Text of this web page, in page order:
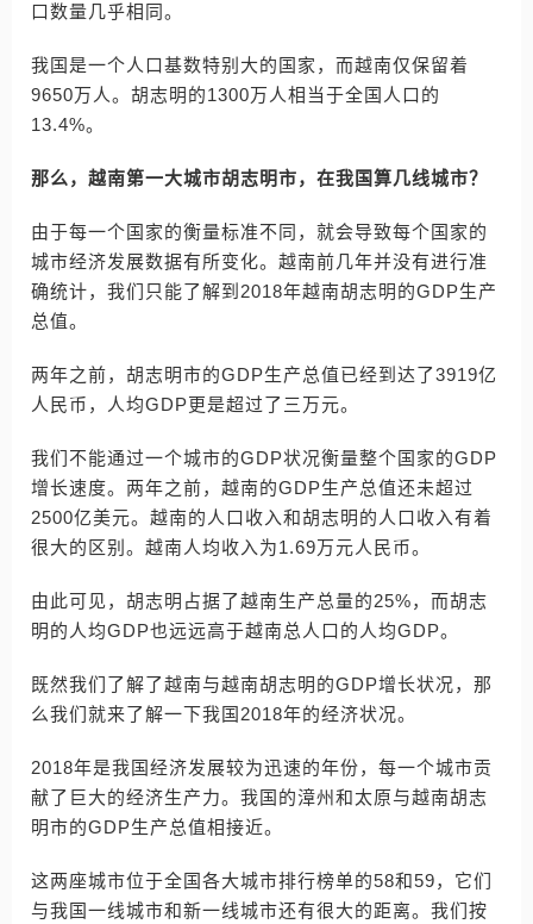
口数量几乎相同。
我国是一个人口基数特别大的国家，而越南仅保留着
9650万人。胡志明的1300万人相当于全国人口的
13.4%。
那么，越南第一大城市胡志明市，在我国算几线城市？
由于每一个国家的衡量标准不同，就会导致每个国家的
城市经济发展数据有所变化。越南前几年并没有进行准
确统计，我们只能了解到2018年越南胡志明的GDP生产
总值。
两年之前，胡志明市的GDP生产总值已经到达了3919亿
人民币，人均GDP更是超过了三万元。
我们不能通过一个城市的GDP状况衡量整个国家的GDP
增长速度。两年之前，越南的GDP生产总值还未超过
2500亿美元。越南的人口收入和胡志明的人口收入有着
很大的区别。越南人均收入为1.69万元人民币。
由此可见，胡志明占据了越南生产总量的25%，而胡志
明的人均GDP也远远高于越南总人口的人均GDP。
既然我们了解了越南与越南胡志明的GDP增长状况，那
么我们就来了解一下我国2018年的经济状况。
2018年是我国经济发展较为迅速的年份，每一个城市贡
献了巨大的经济生产力。我国的漳州和太原与越南胡志
明市的GDP生产总值相接近。
这两座城市位于全国各大城市排行榜单的58和59，它们
与我国一线城市和新一线城市还有很大的距离。我们按